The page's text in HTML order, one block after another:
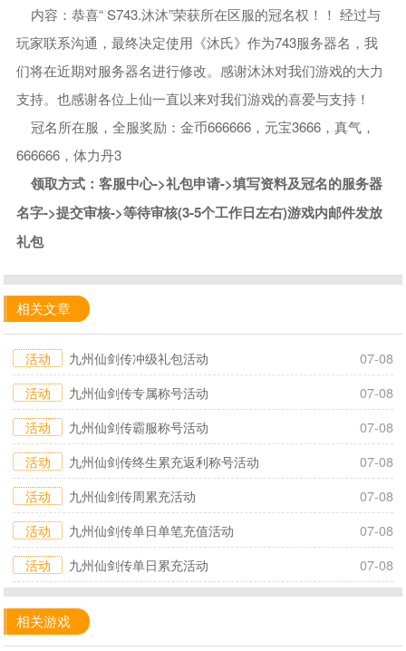
内容：恭喜“ S743.沐沐”荣获所在区服的冠名权！！ 经过与
玩家联系沟通，最终决定使用《沐氏》作为743服务器名，我
们将在近期对服务器名进行修改。感谢沐沐对我们游戏的大力
支持。也感谢各位上仙一直以来对我们游戏的喜爱与支持！
冠名所在服，全服奖励：金币666666，元宝3666，真气，
666666，体力丹3
领取方式：客服中心->礼包申请->填写资料及冠名的服务器
名字->提交审核->等待审核(3-5个工作日左右)游戏内邮件发放
礼包
相关文章
活动 九州仙剑传冲级礼包活动
07-08
活动
九州仙剑传专属称号活动
07-08
活动
九州仙剑传霸服称号活动
07-08
活动
九州仙剑传终生累充返利称号活动
07-08
活动
九州仙剑传周累充活动
07-08
活动
九州仙剑传单日单笔充值活动
07-08
活动
九州仙剑传单日累充活动 07-08
相关游戏